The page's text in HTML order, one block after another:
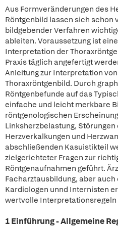
Aus Formveränderungen des
Röntgenbild lassen sich schon
bildgebender Verfahren
ableiten. Voraussetzung ist
Interpretation der
Praxis täglich angefertigt
Anleitung zur Interpretation
Thoraxröntgenbild. Durch
Röntgenbefunde auf das
einfache und leicht merkbare
röntgenologischen
Linksherzbelastung,
Herzverkalkungen und
abschließenden Kasuistikteil
zielgerichteter Fragen zur
Röntgenaufnahmen geführt.
Facharztausbildung, aber
Kardiologen unnd Internisten
wertvolle Interpretationsregeln
1 Einführung - Allgemeine